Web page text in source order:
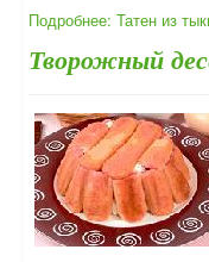
Подробнее: Татен из
Творожный